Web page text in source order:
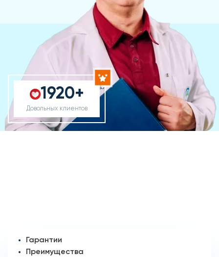
1920+
Довольных клиентов
Гарантии
Преимущества